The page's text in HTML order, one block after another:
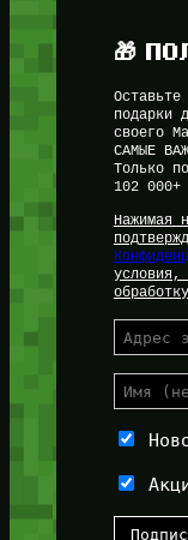
🎁
подарки
своего
САМЫЕ
Только
102 000+
Нажимая
условия,